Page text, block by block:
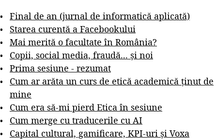
Final de an (jurnal de informatică aplicată)
Starea curentă a Facebookului
Mai merită o facultate în România?
Copii, social media, fraudă... și noi
Prima sesiune - rezumat
Cum ar arăta un curs de etică academică ținut de
mine
Cum era să-mi pierd Etica în sesiune
Cum merge cu traducerile cu AI
Capital cultural, gamificare, KPI-uri și Voxa